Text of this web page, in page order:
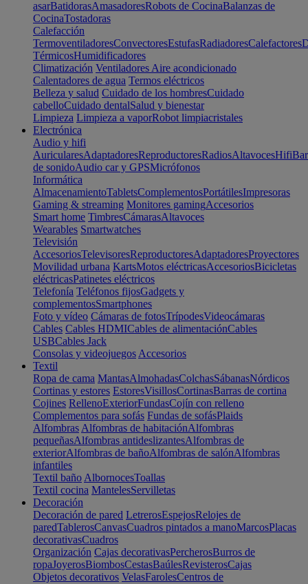
asarBatidorasAmasadoresRobots de CocinaBalanzas de
CocinaTostadoras
Calefacción
TermoventiladoresConvectoresEstufasRadiadoresCalefactores
TérmicosHumidificadores
Climatización Ventiladores Aire acondicionado
Calentadores de agua Termos eléctricos
Belleza y salud Cuidado de los hombresCuidado
cabelloCuidado dentalSalud y bienestar
Limpieza Limpieza a vaporRobot limpiacristales
Electrónica
Audio y hifi
AuricularesAdaptadoresReproductoresRadiosAltavocesHifi
de sonidoAudio car y GPSMicrófonos
Informática
AlmacenamientoTabletsComplementosPortátilesImpresoras
Gaming & streaming Monitores gamingAccesorios
Smart home TimbresCámarasAltavoces
Wearables Smartwatches
Televisión
AccesoriosTelevisoresReproductoresAdaptadoresProyectores
Movilidad urbana KartsMotos eléctricasAccesoriosBicicletas
eléctricasPatinetes eléctricos
Telefonía Teléfonos fijosGadgets y
complementosSmartphones
Foto y vídeo Cámaras de fotosTrípodesVideocámaras
Cables Cables HDMICables de alimentaciónCables
USBCables Jack
Consolas y videojuegos Accesorios
Textil
Ropa de cama MantasAlmohadasColchasSábanasNórdicos
Cortinas y estores EstoresVisillosCortinasBarras de cortina
Cojines RellenoExteriorFundasCojín con relleno
Complementos para sofás Fundas de sofásPlaids
Alfombras Alfombras de habitaciónAlfombras
pequeñasAlfombras antideslizantesAlfombras de
exteriorAlfombras de bañoAlfombras de salónAlfombras
infantiles
Textil baño AlbornocesToallas
Textil cocina MantelesServilletas
Decoración
Decoración de pared LetrerosEspejosRelojes de
paredTablerosCanvasCuadros pintados a manoMarcosPlacas
decorativasCuadros
Organización Cajas decorativasPercherosBurros de
ropaJoyerosBiombosCestasBaúlesRevisterosCajas
Objetos decorativos VelasFarolesCentros de